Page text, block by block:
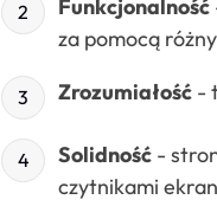
Funkcjonalność
za pomocą
Zrozumiałość -
Solidność -
czytnikami